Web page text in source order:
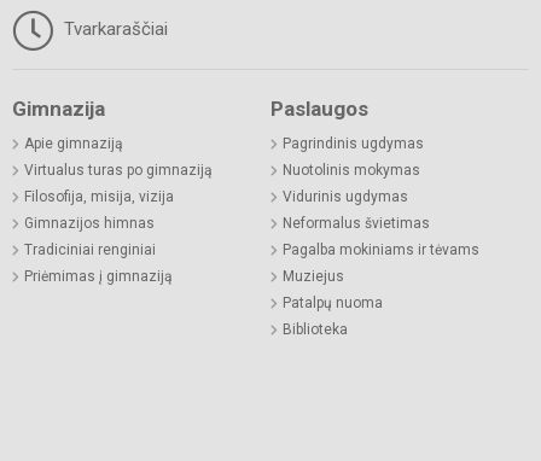
Tvarkaraščiai
Gimnazija
Apie gimnaziją
Virtualus turas po gimnaziją
Filosofija, misija, vizija
Gimnazijos himnas
Tradiciniai renginiai
Priėmimas į gimnaziją
Paslaugos
Pagrindinis ugdymas
Nuotolinis mokymas
Vidurinis ugdymas
Neformalus švietimas
Pagalba mokiniams ir tėvams
Muziejus
Patalpų nuoma
Biblioteka